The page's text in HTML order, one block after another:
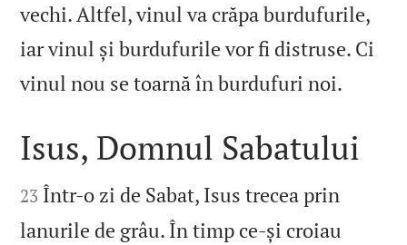
vechi. Altfel, vinul va crăpa burdufurile,
iar vinul și burdufurile vor fi distruse. Ci
vinul nou se toarnă în burdufuri noi.

Isus, Domnul Sabatului

23 Într‑o zi de Sabat, Isus trecea prin
lanurile de grâu. În timp ce‑și croiau